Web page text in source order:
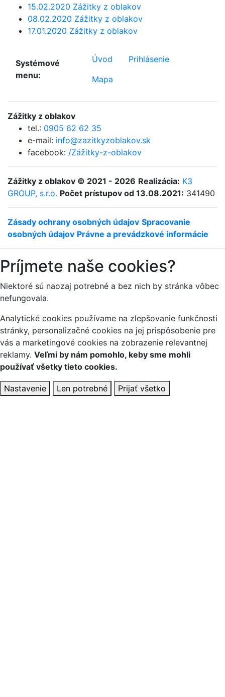
15.02.2020 Zážitky z oblakov
08.02.2020 Zážitky z oblakov
17.01.2020 Zážitky z oblakov
Systémové
menu:
Úvod
Prihlásenie
Mapa
Zážitky z oblakov
tel.: 0905 62 62 35
e-mail: info@zazitkyzoblakov.sk
facebook: /Zážitky-z-oblakov
Zážitky z oblakov © 2021 - 2026 Realizácia: K3
GROUP, s.r.o. Počet prístupov od 13.08.2021: 341490
Zásady ochrany osobných údajov Spracovanie
osobných údajov Právne a prevádzkové informácie
Príjmete naše cookies?
Niektoré sú naozaj potrebné a bez nich by stránka vôbec
nefungovala.
Analytické cookies používame na zlepšovanie funkčnosti
stránky, personalizačné cookies na jej prispôsobenie pre
vás a marketingové cookies na zobrazenie relevantnej
reklamy. Veľmi by nám pomohlo, keby sme mohli
používať všetky tieto cookies.
Nastavenie Len potrebné Prijať všetko